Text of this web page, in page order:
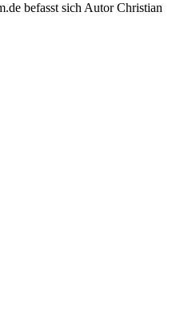
befasst sich Autor Christian